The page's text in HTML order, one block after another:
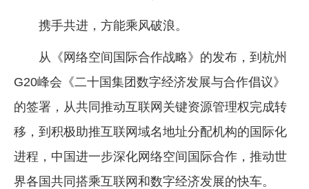
携手共进，方能乘风破浪。
从《网络空间国际合作战略》的发布，到杭州
G20峰会《二十国集团数字经济发展与合作倡议》
的签署，从共同推动互联网关键资源管理权完成转
移，到积极助推互联网域名地址分配机构的国际化
进程，中国进一步深化网络空间国际合作，推动世
界各国共同搭乘互联网和数字经济发展的快车。